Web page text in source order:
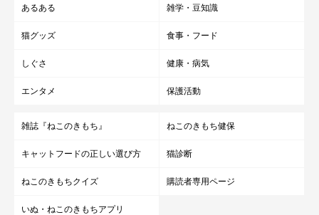
あるある 雑学・豆知識
猫グッズ 食事・フード
しぐさ 健康・病気
エンタメ 保護活動
雑誌『ねこのきもち』 ねこのきもち健保
キャットフードの正しい選び方 猫診断
ねこのきもちクイズ 購読者専用ページ
いぬ・ねこのきもちアプリ